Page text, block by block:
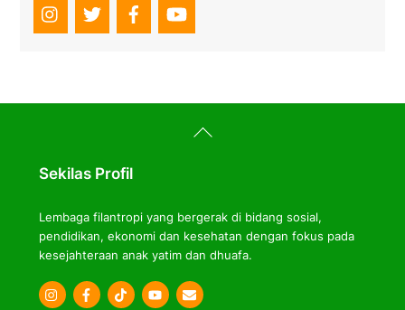
Back
To
Sekilas Profil
Lembaga filantropi yang bergerak di bidang sosial,
pendidikan, ekonomi dan kesehatan dengan fokus pada
kesejahteraan anak yatim dan dhuafa.
Icon
Icon
Icon